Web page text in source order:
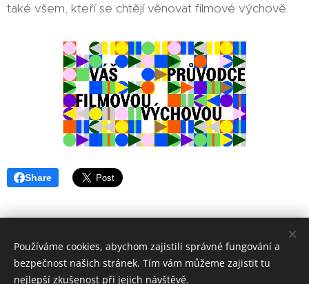
také všem, kteří se chtějí věnovat filmové výchově.
Share
www.ackermann-gemeinde.cz Cookies
Používáme cookies, abychom zajistili správné fungování a
bezpečnost našich stránek. Tím vám můžeme zajistit tu
nejlepší zkušenost při jejich návštěvě.